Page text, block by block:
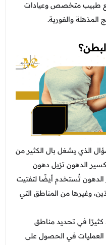
مع طبيب متخصص وعيادات
والفورية.
الذي يشغل بال الكثير من
الدهون تزيل دهون
الدهون تُستخدم أيضًا لتفتيت
وغيرها من المناطق التي
في تحديد مناطق
في الحصول على